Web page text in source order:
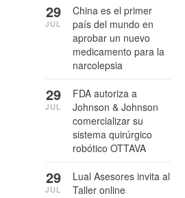
China es el primer
país del mundo en
aprobar un nuevo
medicamento para la
narcolepsia
29
JUL
FDA autoriza a
Johnson & Johnson
comercializar su
sistema quirúrgico
robótico OTTAVA
29
JUL
Lual Asesores invita al
Taller online
29
JUL